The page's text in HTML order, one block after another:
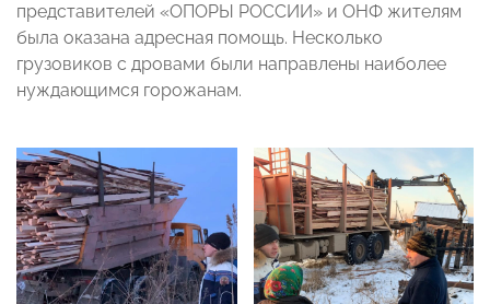
представителей «ОПОРЫ РОССИИ» и ОНФ жителям
была оказана адресная помощь. Несколько
грузовиков с дровами были направлены наиболее
нуждающимся горожанам.